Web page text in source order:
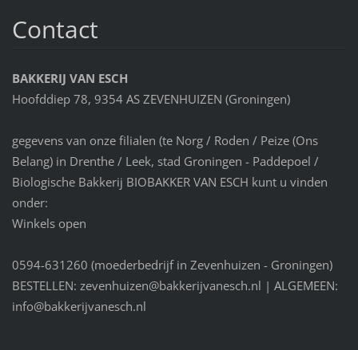
Contact
BAKKERIJ VAN ESCH
Hoofddiep 78, 9354 AS ZEVENHUIZEN (Groningen)
gegevens van onze filialen (te Norg / Roden / Peize (Ons
Belang) in Drenthe / Leek, stad Groningen - Paddepoel /
Biologische Bakkerij BIOBAKKER VAN ESCH kunt u vinden
onder:
Winkels open
0594-631260 (moederbedrijf in Zevenhuizen - Groningen)
BESTELLEN: zevenhuizen@bakkerijvanesch.nl | ALGEMEEN:
info@bakkerijvanesch.nl